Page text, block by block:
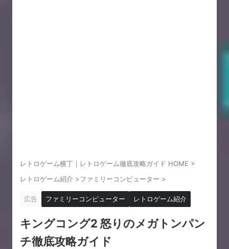
レトロゲーム横丁｜レトロゲーム徹底攻略ガイド HOME >
レトロゲーム紹介 >ファミリーコンピューター >
広告 ファミリーコンピューター レトロゲーム紹介
キングコング2 怒りのメガトンパン
チ徹底攻略ガイド